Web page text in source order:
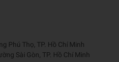
Phú Thọ, TP. Hồ Chí Minh
Sài Gòn, TP. Hồ Chí Minh